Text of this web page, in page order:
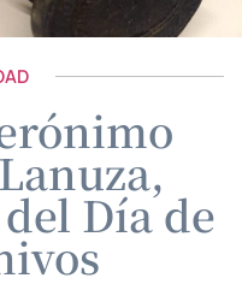
Día de